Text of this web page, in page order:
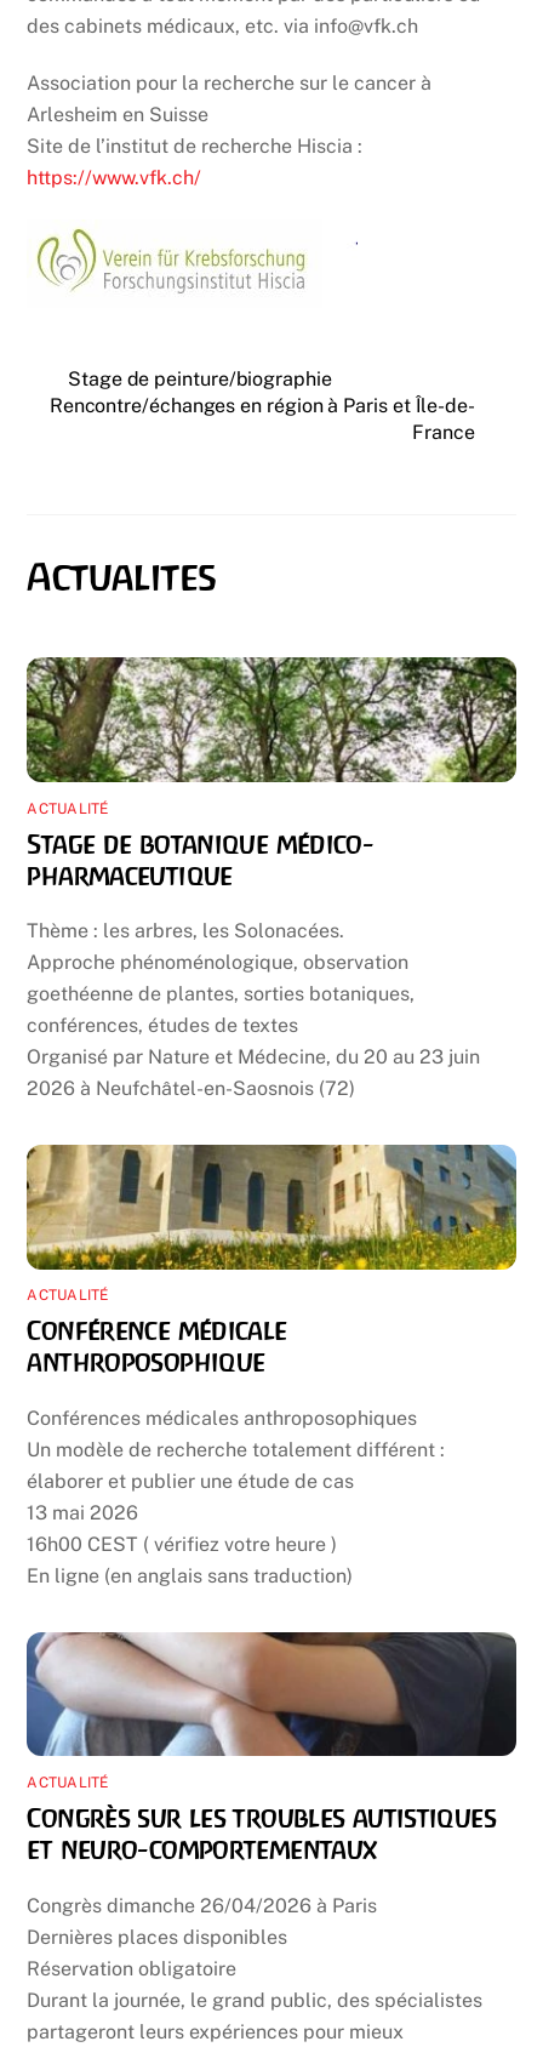
des cabinets médicaux, etc. via info@vfk.ch
Association pour la recherche sur le cancer à
Arlesheim en Suisse
Site de l’institut de recherche Hiscia :
https://www.vfk.ch/
Stage de peinture/biographie
Rencontre/échanges en région à Paris et Île-de-
France
ACTUALITÉ
Stage de botanique médico-
pharmaceutique
Thème : les arbres, les Solonacées.
Approche phénoménologique, observation
goethéenne de plantes, sorties botaniques,
conférences, études de textes
Organisé par Nature et Médecine, du 20 au 23 juin
2026 à Neufchâtel-en-Saosnois (72)
ACTUALITÉ
Conférence médicale
anthroposophique
Conférences médicales anthroposophiques
Un modèle de recherche totalement différent :
élaborer et publier une étude de cas
13 mai 2026
16h00 CEST ( vérifiez votre heure )
En ligne (en anglais sans traduction)
ACTUALITÉ
Congrès sur les troubles autistiques
et neuro-comportementaux
Congrès dimanche 26/04/2026 à Paris
Dernières places disponibles
Réservation obligatoire
Durant la journée, le grand public, des spécialistes
partageront leurs expériences pour mieux